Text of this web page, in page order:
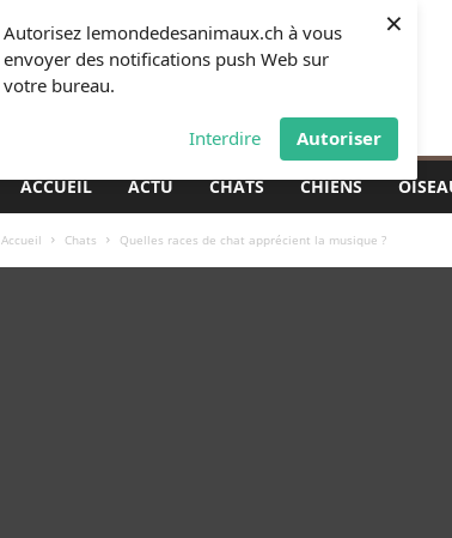
Autorisez lemondedesanimaux.ch à vous
envoyer des notifications push Web sur
votre bureau.
Interdire Autoriser
×
ACCUEIL ACTU CHATS CHIENS
Accueil Chats Quelles races de chat apprécient la musique ?